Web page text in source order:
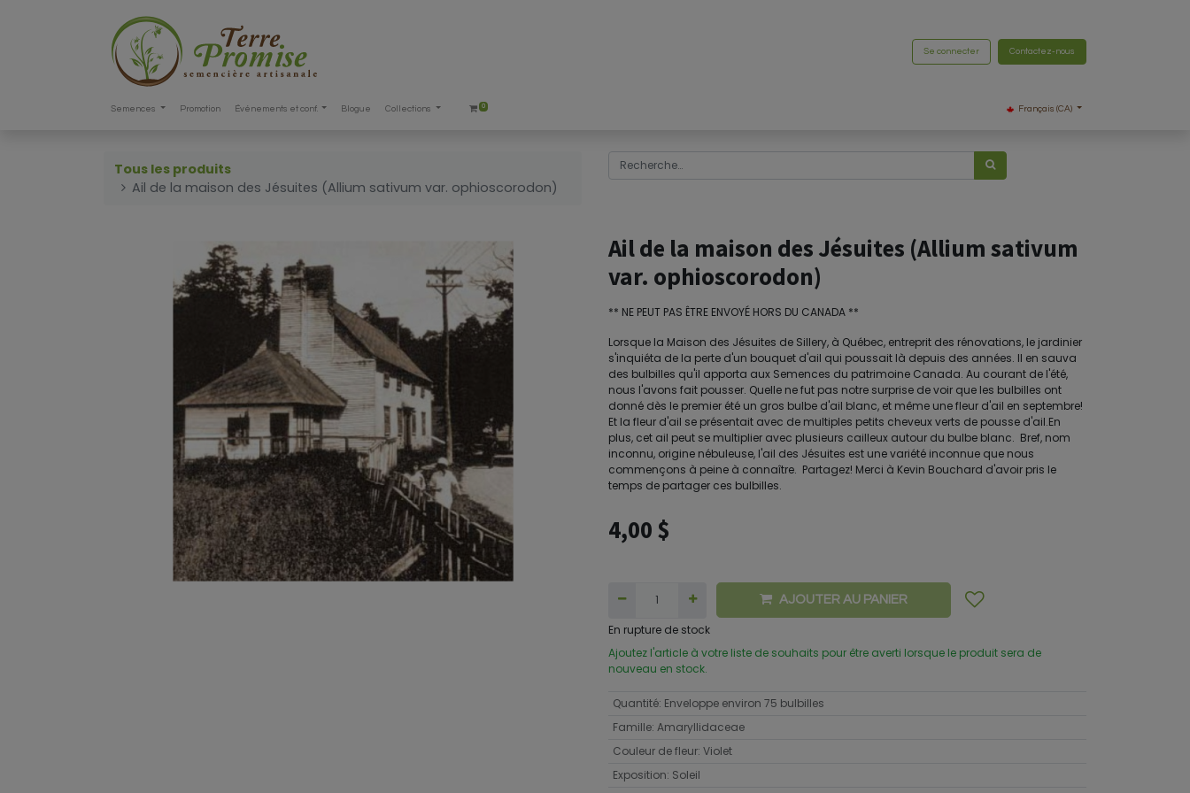
Se connecter Contactez-nous
Semences Promotion Événements et conf. Blogue Collections 0 Français (CA)
Tous les produits
Ail de la maison des Jésuites (Allium sativum var. ophioscorodon)
Ail de la maison des Jésuites (Allium sativum
var. ophioscorodon)
** NE PEUT PAS ÊTRE ENVOYÉ HORS DU CANADA **
Lorsque la Maison des Jésuites de Sillery, à Québec, entreprit des rénovations, le jardinier
s'inquiéta de la perte d'un bouquet d'ail qui poussait là depuis des années. Il en sauva
des bulbilles qu'il apporta aux Semences du patrimoine Canada. Au courant de l'été,
nous l'avons fait pousser. Quelle ne fut pas notre surprise de voir que les bulbilles ont
donné dès le premier été un gros bulbe d'ail blanc, et même une fleur d'ail en septembre!
Et la fleur d'ail se présentait avec de multiples petits cheveux verts de pousse d'ail.En
plus, cet ail peut se multiplier avec plusieurs cailleux autour du bulbe blanc. Bref, nom
inconnu, origine nébuleuse, l'ail des Jésuites est une variété inconnue que nous
commençons à peine à connaître. Partagez! Merci à Kevin Bouchard d'avoir pris le
temps de partager ces bulbilles.
4,00 $
AJOUTER AU PANIER
En rupture de stock
Ajoutez l'article à votre liste de souhaits pour être averti lorsque le produit sera de
nouveau en stock.
Quantité: Enveloppe environ 75 bulbilles
Famille: Amaryllidaceae
Couleur de fleur: Violet
Exposition: Soleil